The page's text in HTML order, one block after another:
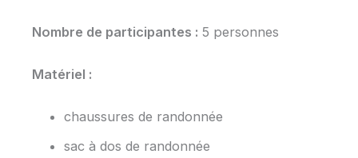
Nombre de participantes : 5 personnes
Matériel :
chaussures de randonnée
sac à dos de randonnée